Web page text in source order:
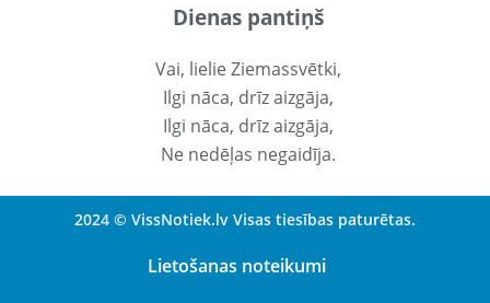
Dienas pantiņš
Vai, lielie Ziemassvētki,
Ilgi nāca, drīz aizgāja,
Ilgi nāca, drīz aizgāja,
Ne nedēļas negaidīja.
2024 © VissNotiek.lv Visas tiesības paturētas.
Lietošanas noteikumi